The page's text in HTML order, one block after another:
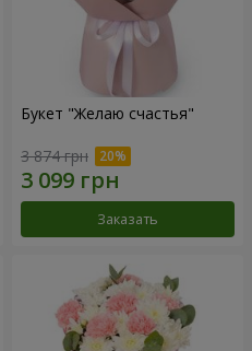
Букет "Желаю счастья"
3 874 грн
Заказать